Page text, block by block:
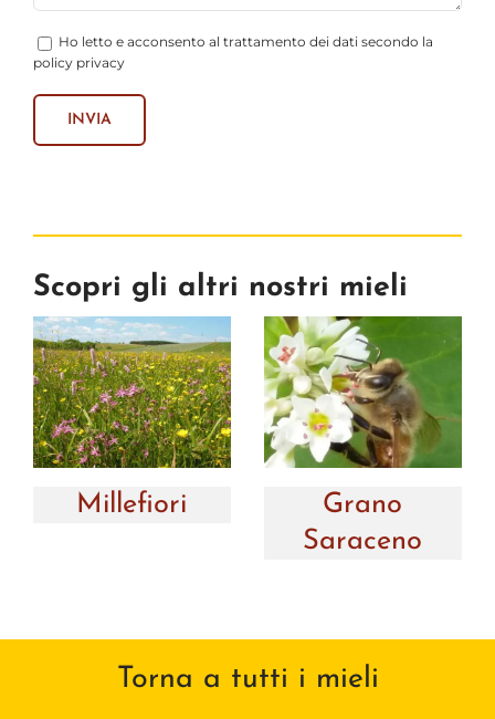
Ho letto e acconsento al trattamento dei dati secondo la
policy privacy
Scopri gli altri nostri mieli
Millefiori
Grano
Saraceno
Torna a tutti i mieli